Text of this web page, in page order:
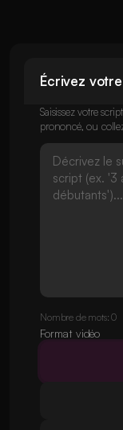
Écrivez
Saisissez votre
prononcé, ou
Nombre de mots: 0
Format vidéo